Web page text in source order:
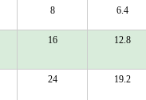
8 6.4
16 12.8
24 19.2